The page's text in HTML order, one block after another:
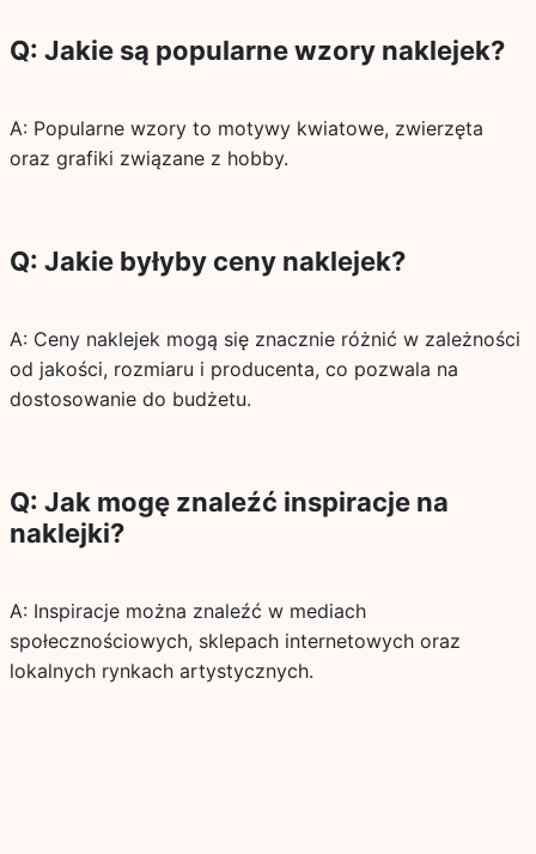
Q: Jakie są popularne wzory naklejek?
A: Popularne wzory to motywy kwiatowe, zwierzęta
oraz grafiki związane z hobby.
Q: Jakie byłyby ceny naklejek?
A: Ceny naklejek mogą się znacznie różnić w zależności
od jakości, rozmiaru i producenta, co pozwala na
dostosowanie do budżetu.
Q: Jak mogę znaleźć inspiracje na
naklejki?
A: Inspiracje można znaleźć w mediach
społecznościowych, sklepach internetowych oraz
lokalnych rynkach artystycznych.